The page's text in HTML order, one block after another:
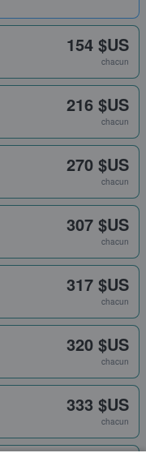
154 $US
chacun
216 $US
chacun
270 $US
chacun
307 $US
chacun
317 $US
chacun
320 $US
chacun
333 $US
chacun